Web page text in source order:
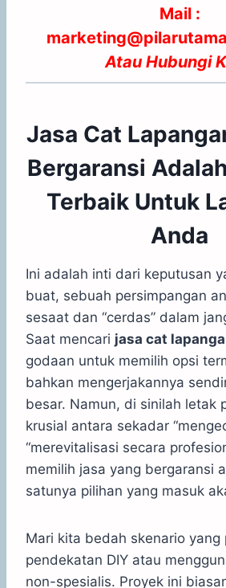
Mail :
Atau Hubungi
Jasa Cat
Bergaransi
Terbaik Untuk
Anda
Ini adalah inti dari keputusan
buat, sebuah persimpangan
sesaat dan “cerdas” dalam
Saat mencari jasa cat
godaan untuk memilih opsi
bahkan mengerjakannya
besar. Namun, di sinilah letak
krusial antara sekadar
“merevitalisasi secara
memilih jasa yang bergaransi
satunya pilihan yang masuk
Mari kita bedah skenario yang
pendekatan DIY atau
non-spesialis. Proyek ini